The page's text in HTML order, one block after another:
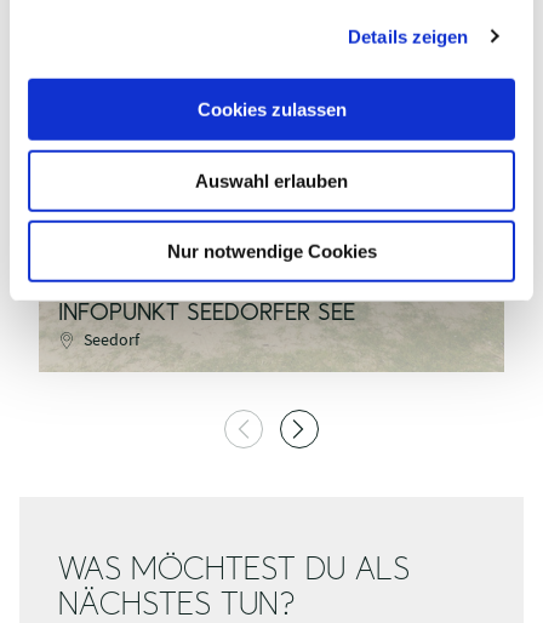
Details zeigen
Cookies zulassen
Auswahl erlauben
Nur notwendige Cookies
INFOPUNKT SEEDORFER SEE
Seedorf
| M. Wenzel
WAS MÖCHTEST DU ALS
NÄCHSTES TUN?